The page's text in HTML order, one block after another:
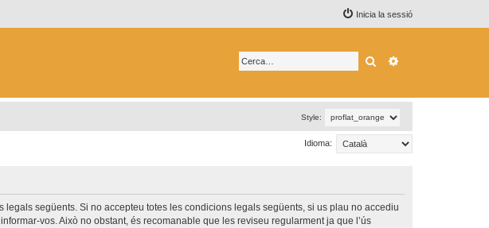
Inicia la sessió
Cerca
Style:
Idioma:
legals següents. Si no accepteu totes les condicions legals següents, si us plau no accediu
vos. Això no obstant, és recomanable que les reviseu regularment ja que l’ús